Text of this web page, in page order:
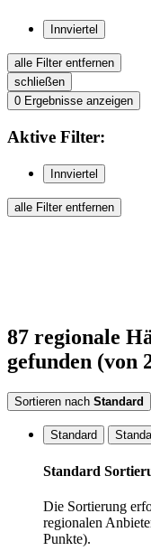
Innviertel
alle Filter entfernen
schließen
0 Ergebnisse anzeigen
Aktive Filter:
Innviertel
alle Filter entfernen
87 regionale
gefunden (von
Sortieren nach Standard
Standard
Standard
Die Sortierung
regionalen
Punkte).